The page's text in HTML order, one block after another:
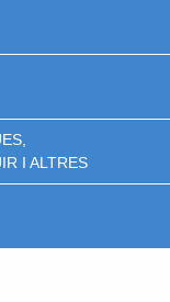
I ALTRES